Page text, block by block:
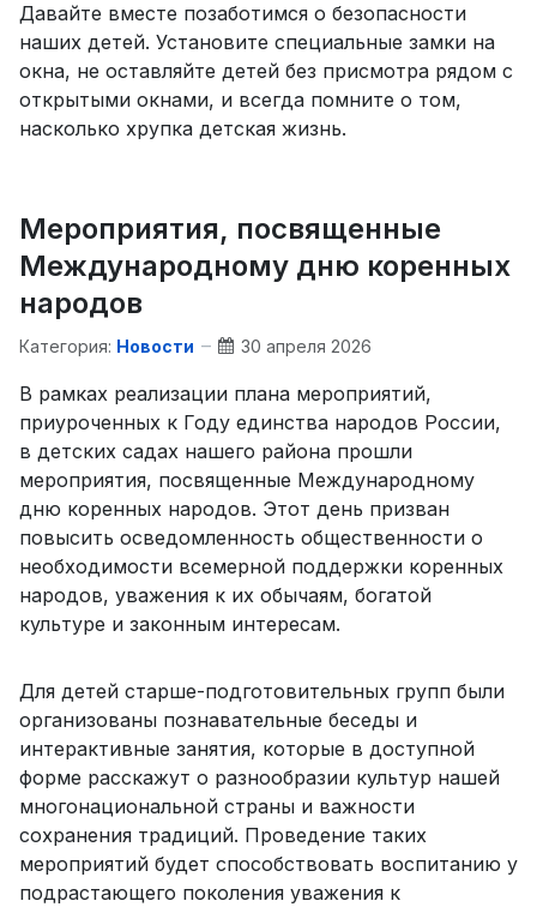
Давайте вместе позаботимся о безопасности
наших детей. Установите специальные замки на
окна, не оставляйте детей без присмотра рядом с
открытыми окнами, и всегда помните о том,
насколько хрупка детская жизнь.
Мероприятия, посвященные
Международному дню коренных
народов
Категория: Новости 30 апреля 2026
В рамках реализации плана мероприятий,
приуроченных к Году единства народов России,
в детских садах нашего района прошли
мероприятия, посвященные Международному
дню коренных народов. Этот день призван
повысить осведомленность общественности о
необходимости всемерной поддержки коренных
народов, уважения к их обычаям, богатой
культуре и законным интересам.
Для детей старше-подготовительных групп были
организованы познавательные беседы и
интерактивные занятия, которые в доступной
форме расскажут о разнообразии культур нашей
многонациональной страны и важности
сохранения традиций. Проведение таких
мероприятий будет способствовать воспитанию у
подрастающего поколения уважения к